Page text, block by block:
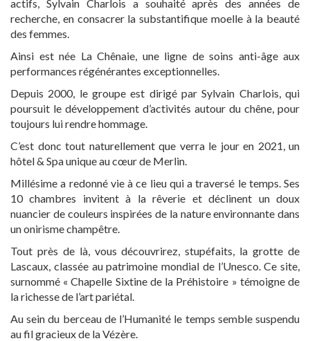
actifs, Sylvain Charlois a souhaité après des années de
recherche, en consacrer la substantifique moelle à la beauté
des femmes.
Ainsi est née La Chênaie, une ligne de soins anti-âge aux
performances régénérantes exceptionnelles.
Depuis 2000, le groupe est dirigé par Sylvain Charlois, qui
poursuit le développement d’activités autour du chêne, pour
toujours lui rendre hommage.
C’est donc tout naturellement que verra le jour en 2021, un
hôtel & Spa unique au cœur de Merlin.
Millésime a redonné vie à ce lieu qui a traversé le temps. Ses
10 chambres invitent à la rêverie et déclinent un doux
nuancier de couleurs inspirées de la nature environnante dans
un onirisme champêtre.
Tout près de là, vous découvrirez, stupéfaits, la grotte de
Lascaux, classée au patrimoine mondial de l’Unesco. Ce site,
surnommé « Chapelle Sixtine de la Préhistoire » témoigne de
la richesse de l’art pariétal.
Au sein du berceau de l’Humanité le temps semble suspendu
au fil gracieux de la Vézère.